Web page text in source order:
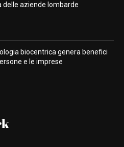
delle aziende lombarde
biocentrica genera benefici
e le imprese